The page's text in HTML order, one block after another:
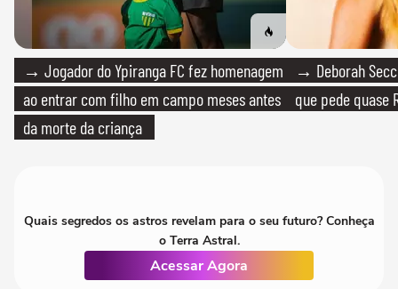
→ Jogador do Ypiranga FC fez homenagem
ao entrar com filho em campo meses antes
da morte da criança
→ Deborah
que pede quase
Quais segredos os astros revelam para o seu futuro? Conheça
o Terra Astral.
Acessar Agora